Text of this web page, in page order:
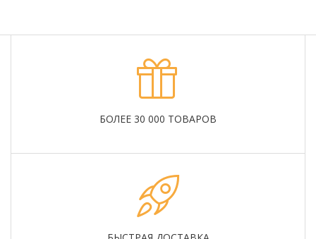
БОЛЕЕ 30 000 ТОВАРОВ